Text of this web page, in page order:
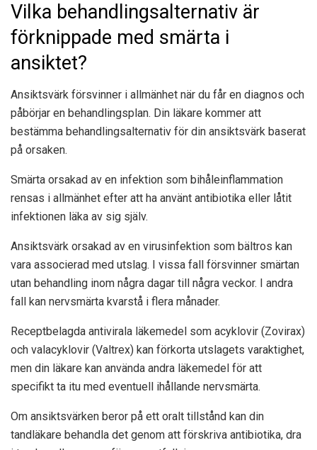
Vilka behandlingsalternativ är
förknippade med smärta i
ansiktet?
Ansiktsvärk försvinner i allmänhet när du får en diagnos och
påbörjar en behandlingsplan. Din läkare kommer att
bestämma behandlingsalternativ för din ansiktsvärk baserat
på orsaken.
Smärta orsakad av en infektion som bihåleinflammation
rensas i allmänhet efter att ha använt antibiotika eller låtit
infektionen läka av sig själv.
Ansiktsvärk orsakad av en virusinfektion som bältros kan
vara associerad med utslag. I vissa fall försvinner smärtan
utan behandling inom några dagar till några veckor. I andra
fall kan nervsmärta kvarstå i flera månader.
Receptbelagda antivirala läkemedel som acyklovir (Zovirax)
och valacyklovir (Valtrex) kan förkorta utslagets varaktighet,
men din läkare kan använda andra läkemedel för att
specifikt ta itu med eventuell ihållande nervsmärta.
Om ansiktsvärken beror på ett oralt tillstånd kan din
tandläkare behandla det genom att förskriva antibiotika, dra